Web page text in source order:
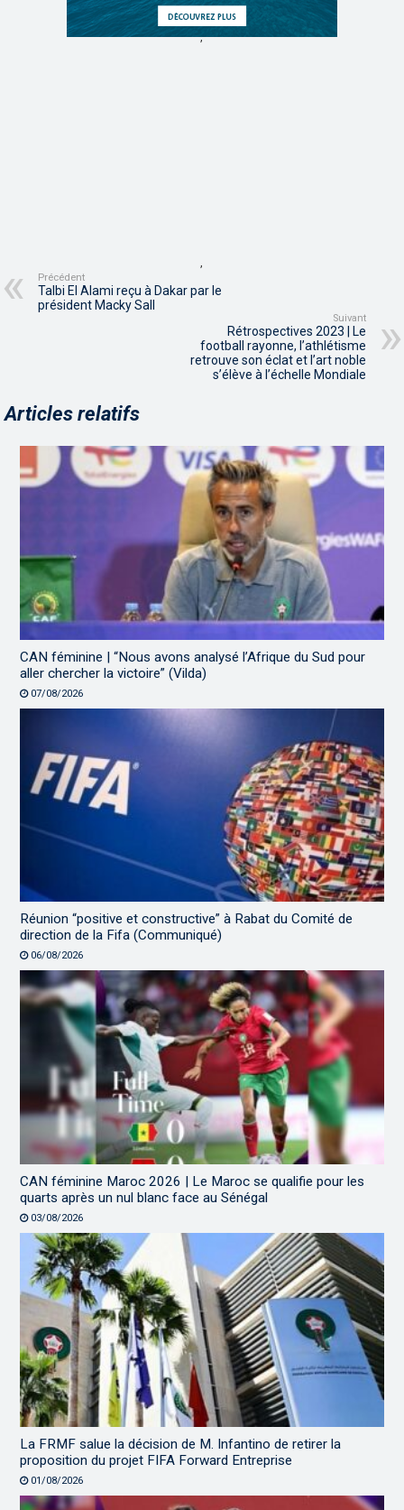
,
Précédent
Talbi El Alami reçu à Dakar par le
président Macky Sall
Suivant
Rétrospectives 2023 | Le
football rayonne, l’athlétisme
retrouve son éclat et l’art noble
s’élève à l’échelle Mondiale
Articles relatifs
CAN féminine | “Nous avons analysé l’Afrique du Sud pour
aller chercher la victoire” (Vilda)
07/08/2026
Réunion “positive et constructive” à Rabat du Comité de
direction de la Fifa (Communiqué)
06/08/2026
CAN féminine Maroc 2026 | Le Maroc se qualifie pour les
quarts après un nul blanc face au Sénégal
03/08/2026
La FRMF salue la décision de M. Infantino de retirer la
proposition du projet FIFA Forward Entreprise
01/08/2026